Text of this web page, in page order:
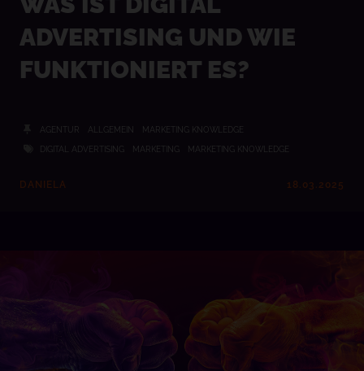
ADVERTISING UND WIE
FUNKTIONIERT ES?
AGENTUR ALLGEMEIN MARKETING KNOWLEDGE
DIGITAL ADVERTISING MARKETING MARKETING KNOWLEDGE
DANIELA 18.03.2025